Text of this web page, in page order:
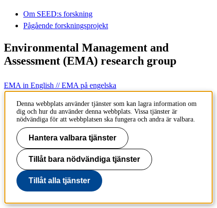
Om SEED:s forskning
Pågående forskningsprojekt
Environmental Management and
Assessment (EMA) research group
EMA in English // EMA på engelska
Innehållsansvarig:
kommunikation-abe@kth.se
Tillhör: Institutionen för hållbar utveckling, miljövetenskap och
teknik (SEED)
Senast ändrad:2021-07-07
Denna webbplats använder tjänster som kan lagra information om
dig och hur du använder denna webbplats. Vissa tjänster är
nödvändiga för att webbplatsen ska fungera och andra är valbara.
Hantera valbara tjänster
Tillåt bara nödvändiga tjänster
Tillåt alla tjänster
Till sidans topp